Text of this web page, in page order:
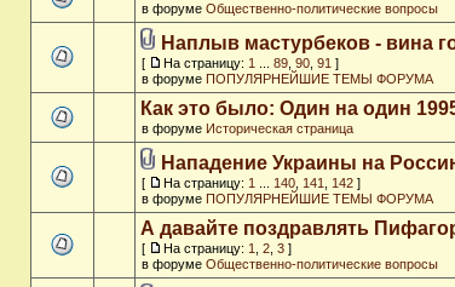
в форуме Общественно-политические вопросы
Наплыв мастурбеков - вина
[ На страницу: 1 89 90 91 ]
в форуме ПОПУЛЯРНЕЙШИЕ ТЕМЫ ФОРУМА
Как это было: Один на один
в форуме Историческая страница
Нападение Украины на
[ На страницу: 1 140 141 142 ]
в форуме ПОПУЛЯРНЕЙШИЕ ТЕМЫ ФОРУМА
А давайте поздравлять
[ На страницу: 1 2 3 ]
в форуме Общественно-политические вопросы